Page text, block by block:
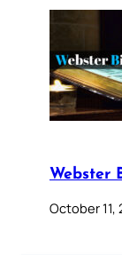
Webster
October 11,